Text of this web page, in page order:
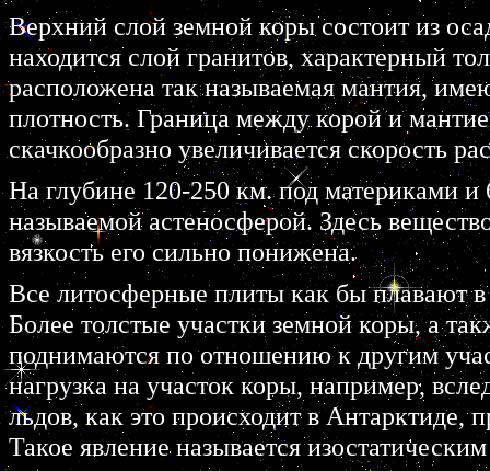
Верхний слой земной коры состоит из
находится слой гранитов, характерный
расположена так называемая мантия,
плотность. Граница между корой и
скачкообразно увеличивается скорость
На глубине 120-250 км. под материками и
называемой астеносферой. Здесь
вязкость его сильно понижена.
Все литосферные плиты как бы плавают
Более толстые участки земной коры, а
поднимаются по отношению к другим
нагрузка на участок коры, например,
льдов, как это происходит в
Такое явление называется